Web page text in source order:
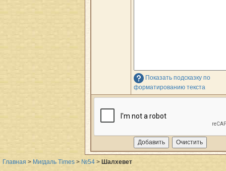
Показать подсказку по
форматированию текста
Главная > Мигдаль Times > №54 > Шалхевет